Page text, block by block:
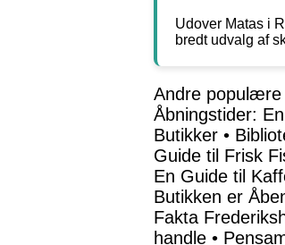
Udover Matas i
bredt udvalg af
Andre populære
Åbningstider:
Butikker •
Guide til Frisk
En Guide til
Butikken er
Fakta
handle •